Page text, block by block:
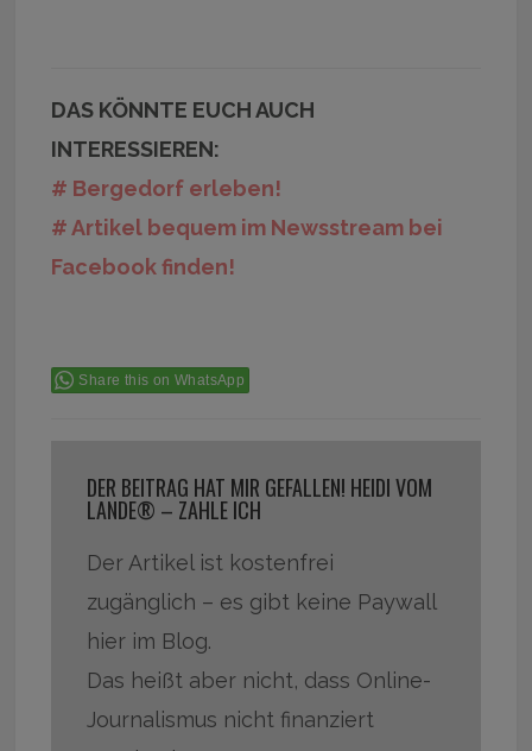
DAS KÖNNTE EUCH AUCH
INTERESSIEREN:
# Bergedorf erleben!
# Artikel bequem im Newsstream bei
Facebook finden!
Share this on WhatsApp
DER BEITRAG HAT MIR GEFALLEN! HEIDI VOM
LANDE® – ZAHLE ICH
Der Artikel ist kostenfrei
zugänglich – es gibt keine Paywall
hier im Blog.
Das heißt aber nicht, dass Online-
Journalismus nicht finanziert